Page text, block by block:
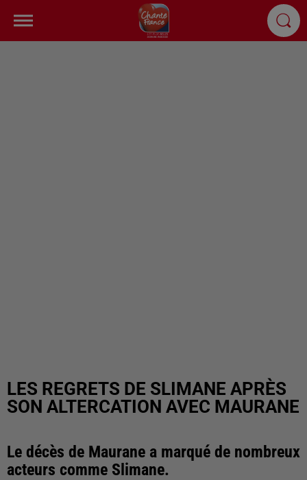
LES REGRETS DE SLIMANE APRÈS
SON ALTERCATION AVEC MAURANE
Le décès de Maurane a marqué de nombreux
acteurs comme Slimane.